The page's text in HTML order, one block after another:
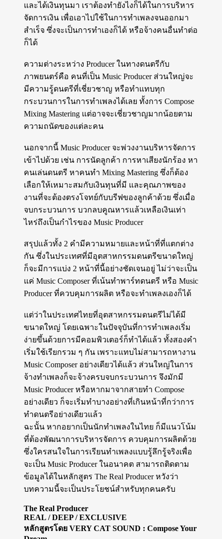
และได้เงินทุนมา เราต้องทำยังไงก็ได้ในการบริหาร
จัดการเงิน เพื่อเอาไปใช้ในการทำเพลงจนออกมา
สำเร็จ ซึ่งจะเป็นการทำเองก็ได้ หรือจ้างคนอื่นทำต่อ
ก็ได้
ความต่างระหว่าง Producer ในทางดนตรีกับ
ภาพยนตร์คือ คนที่เป็น Music Producer ส่วนใหญ่จะ
มีความรู้ดนตรีที่เชี่ยวชาญ หรือทำแทบทุก
กระบวนการในการทำเพลงได้เลย ทั้งการ Compose
Mixing Mastering แต่อาจจะเชี่ยวชาญมากน้อยตาม
ความถนัดของแต่ละคน
นอกจากนี้ Music Producer จะพ่วงงานบริหารจัดการ
เข้าไปด้วย เช่น การนัดลูกค้า การหาเสียงนักร้อง หา
คนเล่นดนตรี หาคนทำ Mixing Mastering ซึ่งก็ต้อง
เลือกให้เหมาะสมกับเงินทุนที่มี และคุณภาพของ
งานที่จะต้องตรงโจทย์กับบรีฟของลูกค้าด้วย ซึ่งเมื่อ
จบกระบวนการ บวกลบคูณหารแล้วเหลือเงินเท่า
ไหร่ถึงเป็นกำไรของ Music Producer
สรุปแล้วทั้ง 2 คำมีความหมายและหน้าที่ที่แตกต่าง
กัน ซึ่งในประเทศที่มีอุตสาหกรรมดนตรีขนาดใหญ่
ก็จะมีการแบ่ง 2 หน้าที่นี้อย่างชัดเจนอยู่ ไม่ว่าจะเป็น
แค่ Music Composer ที่เน้นทำพาร์ทดนตรี หรือ Music
Producer ที่ควบคุมการผลิต หรือจะทำเพลงเองก็ได้
แต่ว่าในประเทศไทยที่อุตสาหกรรมดนตรีไม่ได้มี
ขนาดใหญ่ โดยเฉพาะในปัจจุบันที่การทำเพลงเริ่ม
ง่ายขึ้นด้วยการมีคอมพิวเตอร์ก็ทำได้แล้ว ทั้งสองคำ
เริ่มใช้เรียกรวม ๆ กัน เพราะแทบไม่สามารถหางาน
Music Composer อย่างเดียวได้แล้ว ส่วนใหญ่ในการ
จ้างทำเพลงก็จะจ้างครบจบกระบวนการ จึงมักมี
Music Producer หรือหากมาจากสายทำ Compose
อย่างเดียว ก็จะเริ่มทำบางอย่างที่เกินหน้าที่กว่าการ
ทำดนตรีอย่างเดียวแล้ว
ฉะนั้น หากอยากเป็นนักทำเพลงในไทย ก็มีแนวโน้ม
ที่ต้องพัฒนาการบริหารจัดการ ควบคุมการผลิตด้วย
ซึ่งใครสนใจในการเรียนทำเพลงแบบรู้ลึกรู้จริงเพื่อ
จะเป็น Music Producer ในอนาคต สามารถติดตาม
ข้อมูลได้ในหลักสูตร The Real Producer หวังว่า
บทความนี้จะเป็นประโยชน์สำหรับทุกคนครับ
The Real Producer
REAL / DEEP / EXCLUSIVE
หลักสูตรโดย VERY CAT SOUND : Compose Your